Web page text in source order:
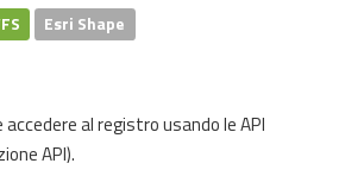
Esri Shape
al registro usando leAPI
API).